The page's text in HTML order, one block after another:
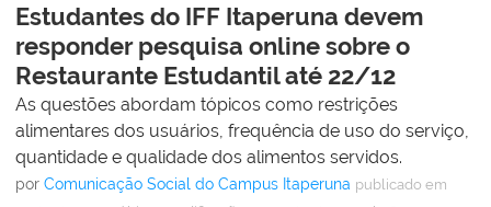
Estudantes do IFF Itaperuna devem
responder pesquisa online sobre o
Restaurante Estudantil até 22/12
As questões abordam tópicos como restrições
alimentares dos usuários, frequência de uso do serviço,
quantidade e qualidade dos alimentos servidos.
por Comunicação Social do Campus Itaperuna publicado em